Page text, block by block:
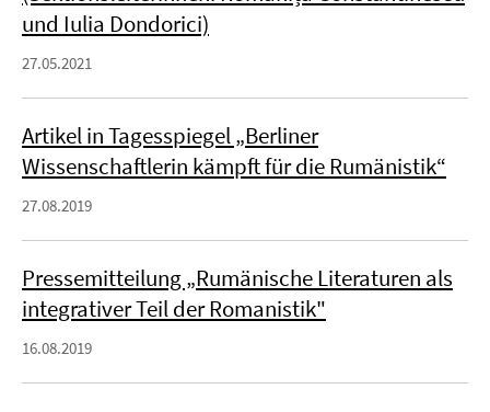
und Iulia Dondorici)
27.05.2021
Artikel in Tagesspiegel „Berliner
Wissenschaftlerin kämpft für die Rumänistik“
27.08.2019
Pressemitteilung „Rumänische Literaturen als
integrativer Teil der Romanistik"
16.08.2019